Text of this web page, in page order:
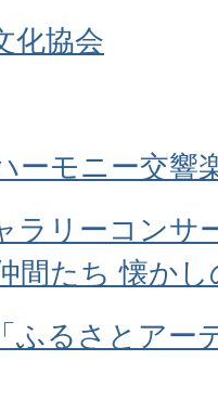
化協会
ーモニー交響
ラリーコン
間たち 懐か
ふるさとアー